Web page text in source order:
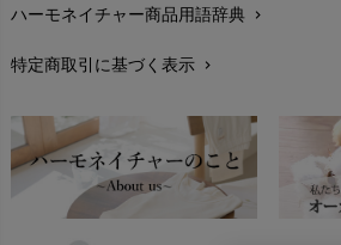
レビューを書こうchevron_right
返品交換chevron_right
FAXでのご注文
お問い合わせchevron_right
ハーモネイチャー商品用語辞典 chevron_right
特定商取引に基づく表示 chevron_right